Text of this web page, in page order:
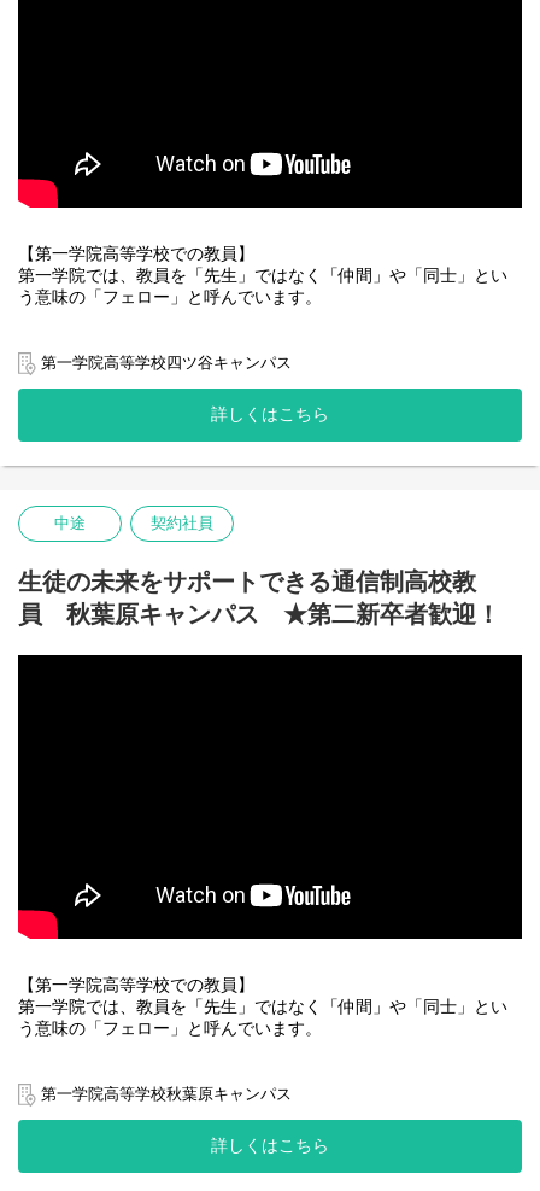
【第一学院高等学校での教員】
第一学院では、教員を「先生」ではなく「仲間」や「同士」とい
う意味の「フェロー」と呼んでいます。
みなさんと向き合い、一緒に成長していきたいと考えています。
第一学院では生徒の主体性を引き出して、生徒自らチャレンジす
る意欲を育む役割を担っています。
第一学院のフェローは、生徒と一緒に学び、いま、そして、未来
につながる生徒の活躍を後押しする立場となります。
を主とし、後々は校運営全般に携わっていただきたいと思ってい
ます。
■学習指導
生徒が目指す学力を身につけられる様、一人ひとりに応じた指導
をします。
した指導を主としています。
■地域連携活動
在籍している生徒の出身校等へ学校訪問を行い、生徒の状況報告
や学校の紹介を行っていただきます。
への参加や、仕事体験等を企画し、運営していただきます。
■事務
電話受付、来客対応、生徒の学籍書類管理、文書作成等の事務全
～醍醐味～
「ありがとう」がエネルギー！生徒の成長を実感できる、やりが
第一学院高等学校四ツ谷キャンパス
詳しくはこちら
中途 契約社員
生徒の未来をサポートできる通信制高校教
員 秋葉原キャンパス ★第二新卒者歓迎！
【第一学院高等学校での教員】
第一学院では、教員を「先生」ではなく「仲間」や「同士」とい
う意味の「フェロー」と呼んでいます。
みなさんと向き合い、一緒に成長していきたいと考えています。
第一学院では生徒の主体性を引き出して、生徒自らチャレンジす
る意欲を育む役割を担っています。
第一学院のフェローは、生徒と一緒に学び、いま、そして、未来
につながる生徒の活躍を後押しする立場となります。
第一学院高等学校秋葉原キャンパス
詳しくはこちら